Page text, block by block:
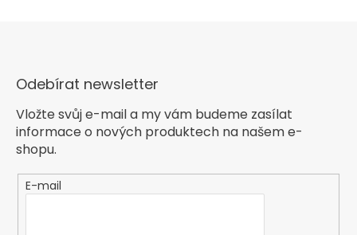
Odebírat newsletter
Vložte svůj e-mail a my vám budeme zasílat
informace o nových produktech na našem e-
shopu.
E-mail